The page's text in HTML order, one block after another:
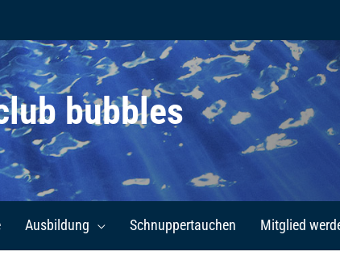
bubbles
Ausbildung Schnuppertauchen Mitglied